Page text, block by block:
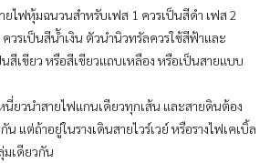
ยไฟหุ้มฉนวนสำหรับเฟส 1 ควรเป็นสีดำ เฟส 2
วรเป็นสีน้ำเงิน ตัวนำนิวทรัลควรใช้สีฟ้าและ
สีเขียว หรือสีเขียวแถบเหลือง หรือเป็นสายแบบ
นี่ยวนำสายไฟแกนเดียวทุกเส้น และสายดินต้อง
แต่ถ้าอยู่ในรางเดินสายไวร์เวย์ หรือรางไฟเคเบิ้ล
มเดียวกัน